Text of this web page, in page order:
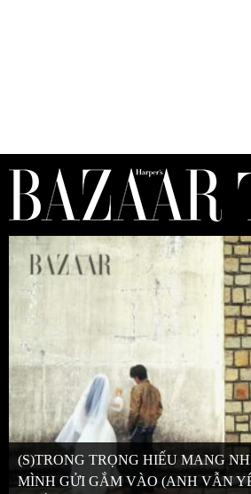
(S)TRONG TRỌNG HIẾU MANG
MÌNH GỬI GẮM VÀO (ANH VẪN